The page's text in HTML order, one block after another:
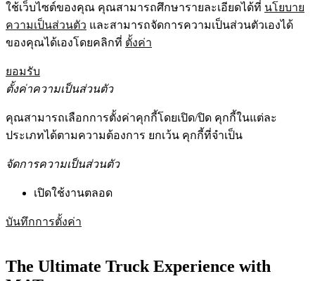
ใช้เว็บไซต์ของคุณ คุณสามารถศึกษารายละเอียดได้ที่ นโยบาย
ความเป็นส่วนตัว และสามารถจัดการความเป็นส่วนตัวเองได้
ของคุณได้เองโดยคลิกที่ ตั้งค่า
ยอมรับ
ตั้งค่าความเป็นส่วนตัว
คุณสามารถเลือกการตั้งค่าคุกกี้โดยเปิด/ปิด คุกกี้ในแต่ละ
ประเภทได้ตามความต้องการ ยกเว้น คุกกี้ที่จำเป็น
จัดการความเป็นส่วนตัว
เปิดใช้งานตลอด
บันทึกการตั้งค่า
The Ultimate Truck Experience with